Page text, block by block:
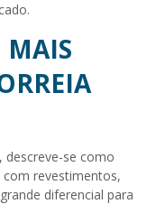
MAIS
, descreve-se como
revestimentos,
diferencial para